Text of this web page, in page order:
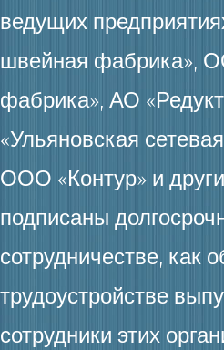
ведущих
швейная фабрика»,
фабрика», АО
«Ульяновская
ООО «Контур» и
подписаны
сотрудничестве, как
трудоустройстве
сотрудники этих